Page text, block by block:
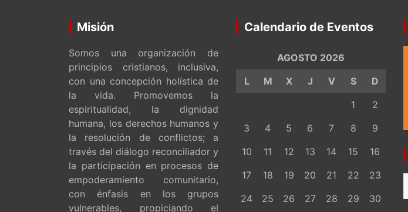
Misión
Somos una organización de
principios cristianos, inclusiva,
con una concepción holística de
la vida. Promovemos la
espiritualidad, la dignidad
humana, los derechos humanos y
la resolución de conflictos; a
través del diálogo reconciliador y
la participación en procesos de
empoderamiento comunitario,
con énfasis en los grupos
vulnerables, propiciando el
Calendario de Eventos
AGOSTO 2026
L
M X J V S
D
1
2
3
4 5 6 7 8
9
10
11 12 13 14 15
16
17
18 19 20 21 22
23
24
25 26 27 28 29
30